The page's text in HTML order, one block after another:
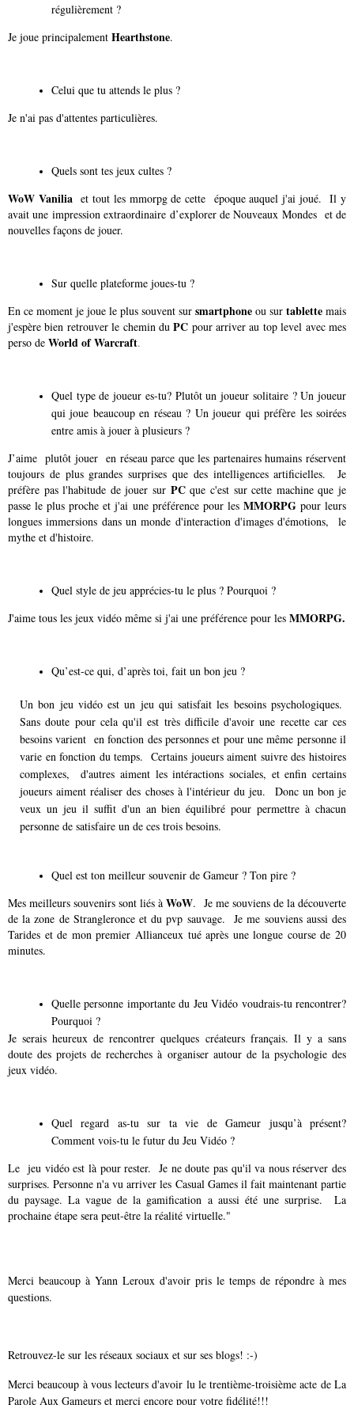
régulièrement ?
Je joue principalement Hearthstone.
Celui que tu attends le plus ?
Je n'ai pas d'attentes particulières.
Quels sont tes jeux cultes ?
WoW Vaniliaet tout les mmorpg de cette époque auquel j'ai joué. Il y
avait une impression extraordinaire d’explorer de Nouveaux Mondes et de
nouvelles façons de jouer.
Sur quelle plateforme joues-tu ?
En ce moment je joue le plus souvent sur smartphone ou sur tablette mais
j'espère bien retrouver le chemin duPC pour arriver au top level avec mes
perso de World of Warcraft.
Quel type de joueur es-tu? Plutôt un joueur solitaire ? Un joueur
qui joue beaucoup en réseau ? Un joueur qui préfère les soirées
entre amis à jouer à plusieurs ?
J’aime plutôt jouer en réseau parce que les partenaires humains réservent
toujours de plus grandes surprises que des intelligences artificielles. Je
préfère pas l'habitude de jouer sur PCque c'est sur cette machine que je
passe le plus proche et j'ai une préférence pour les MMORPGpour leurs
longues immersions dans un monde d'interaction d'images d'émotions, le
mythe et d'histoire.
Quel style de jeu apprécies-tu le plus ? Pourquoi ?
J'aime tous les jeux vidéo même si j'ai une préférence pour les MMORPG.
Qu’est-ce qui, d’après toi, fait un bon jeu ?
Un bon jeu vidéo est un jeu qui satisfait les besoins psychologiques.
Sans doute pour cela qu'il est très difficile d'avoir une recette car ces
besoins varient en fonction des personnes et pour une même personne il
varie en fonction du temps. Certains joueurs aiment suivre des histoires
complexes, d'autres aiment les intéractions sociales, et enfin certains
joueurs aiment réaliser des choses à l'intérieur du jeu. Donc un bon je
veux un jeu il suffit d'un an bien équilibré pour permettre à chacun
personne de satisfaire un de ces trois besoins.
Quel est ton meilleur souvenir de Gameur ? Ton pire ?
Mes meilleurs souvenirs sont liés àWoW. Je me souviens de la découverte
de la zone de Strangleronce et du pvp sauvage. Je me souviens aussi des
Tarides et de mon premier Allianceux tué après une longue course de 20
minutes.
Quelle personne importante du Jeu Vidéo voudrais-tu rencontrer?
Pourquoi ?
Je serais heureux de rencontrer quelques créateurs français. Il y a sans
doute des projets de recherches à organiser autour de la psychologie des
jeux vidéo.
Quel regard as-tu sur ta vie de Gameur jusqu’à présent?
Comment vois-tu le futur du Jeu Vidéo ?
Le jeu vidéo est là pour rester. Je ne doute pas qu'il va nous réserver des
surprises. Personne n'a vu arriver les Casual Games il fait maintenant partie
du paysage. La vague de la gamification a aussi été une surprise. La
prochaine étape sera peut-être la réalité virtuelle."
Merci beaucoup à Yann Leroux d'avoir pris le temps de répondre à mes
questions.
Retrouvez-le sur les réseaux sociaux et sur ses blogs! :-)
Merci beaucoup à vous lecteurs d'avoir lu le trentième-troisième acte de La
Parole Aux Gameurs et merci encore pour votre fidélité!!!